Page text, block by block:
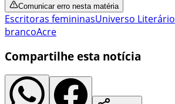
Comunicar erro nesta matéria
Escritoras femininasUniverso Literário
brancoAcre
Compartilhe esta notícia